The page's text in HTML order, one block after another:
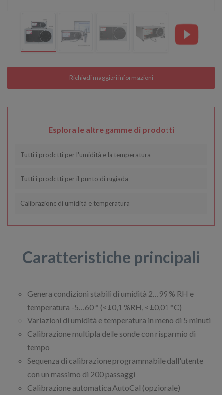
Esplora le altre gamme di prodotti
Tutti i prodotti per l'umidità e la temperatura
Tutti i prodotti per il punto di rugiada
Calibrazione di umidità e temperatura
Caratteristiche principali
Genera condizioni stabili di umidità 2…99 % RH e
temperatura -5…60 ° (<±0,1 %RH, <±0,01 °C)
Variazioni di umidità e temperatura in meno di 5 minuti
Calibrazione multipla delle sonde con risparmio di
tempo
Sequenza di calibrazione programmabile dall'utente
con un massimo di 200 passaggi
Calibrazione automatica AutoCal (opzionale)